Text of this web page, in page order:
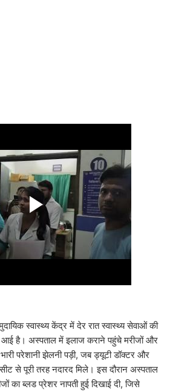
स्वास्थ्य केंद्र में देर रात स्वास्थ्य सेवाओं की
आई है। अस्पताल में इलाज कराने पहुंचे मरीजों और
परेशानी झेलनी पड़ी, जब ड्यूटी डॉक्टर और
सीट से पूरी तरह नदारद मिले। इस दौरान अस्पताल
का ब्लड प्रेशर नापती हुई दिखाई दी, जिसे